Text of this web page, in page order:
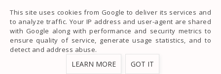
Hinzling (5% Rabatt mit Code Schminkumstellung)
Sausekinder(5% Rabatt mit Codeschminkumstellung5)
Stoffywelt
Für euch entstehen dadurch keine Mehrkosten. Mehr dazu
This site uses cookies from Google to deliver its services and
to analyze traffic. Your IP address and user-agent are shared
with Google along with performance and security metrics to
ensure quality of service, generate usage statistics, and to
detect and address abuse.
LEARN MORE GOT IT